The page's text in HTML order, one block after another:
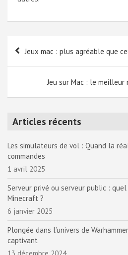
Navigation
Jeux mac : plus agréable que
Jeu sur Mac : le meilleur
Articles récents
Les simulateurs de vol : Quand la
commandes
1 avril 2025
Serveur privé ou serveur public :
Minecraft ?
6 janvier 2025
Plongée dans l’univers de
captivant